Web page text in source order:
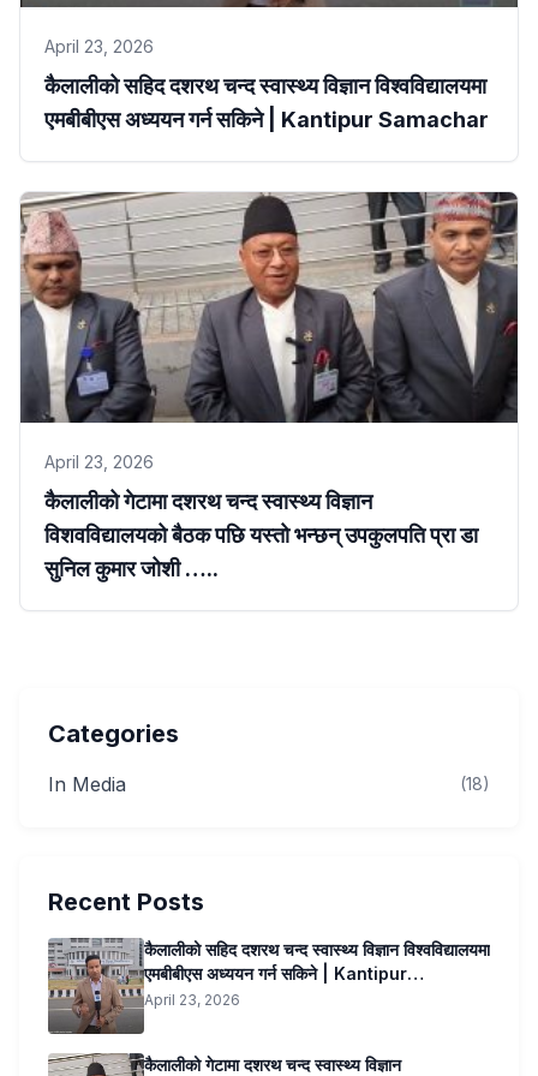
April 23, 2026
कैलालीको सहिद दशरथ चन्द स्वास्थ्य विज्ञान विश्वविद्यालयमा
एमबीबीएस अध्ययन गर्न सकिने | Kantipur Samachar
April 23, 2026
कैलालीको गेटामा दशरथ चन्द स्वास्थ्य विज्ञान
विशवविद्यालयको बैठक पछि यस्तो भन्छन् उपकुलपति प्रा डा
सुनिल कुमार जोशी …..
Categories
In Media (18)
Recent Posts
कैलालीको सहिद दशरथ चन्द स्वास्थ्य विज्ञान विश्वविद्यालयमा
एमबीबीएस अध्ययन गर्न सकिने | Kantipur
Samachar
April 23, 2026
कैलालीको गेटामा दशरथ चन्द स्वास्थ्य विज्ञान